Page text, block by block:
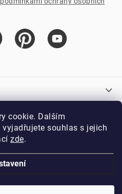
cookie. Dalším
souhlas s jejich
zde.